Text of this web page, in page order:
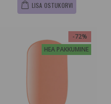
LISA OSTUKORVI
-72%
HEA PAKKUMINE